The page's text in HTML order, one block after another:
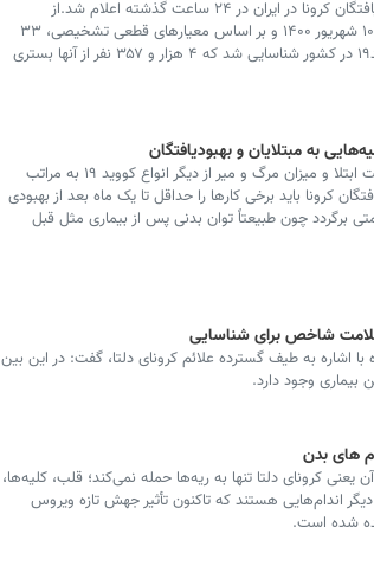
آمار تعداد مبتلایان، فوتی‌ها و بهبودیافتگان کرونا در ایران در ۲۴ ساعت گذشته اعلام شد.از
دیروز(سه شنبه) تا امروز(چهارشنبه) ۱۰ شهریور ۱۴۰۰ و بر اساس معیارهای قطعی تشخیصی، ۳۳
هزار و ۱۷۰ بیمار جدید مبتلا به کووید۱۹ در کشور شناسایی شد که ۴ هزار و ۳۵۷ نفر از آنها بستری
به مبتلایان و بهبودیافتگان
کرونای دلتا در حال حاضر از نظر سرعت ابتلا و میزان مرگ و میر از دیگر انواع کووید ۱۹ به مراتب
کرونا باید برخی کارها را حداقل تا یک ماه بعد از بهبودی
برگردد چون طبیعتاً توان بدنی پس از بیماری مثل قبل
اشاره به طیف گسترده علائم کرونای دلتا، گفت: در این بین
وجود دارد.
های بدن
کرونای دلتا تنها به ریه‌ها حمله نمی‌کند؛ قلب، کلیه‌ها،
اندام‌هایی هستند که تاکنون تأثیر جهش تازه ویروس